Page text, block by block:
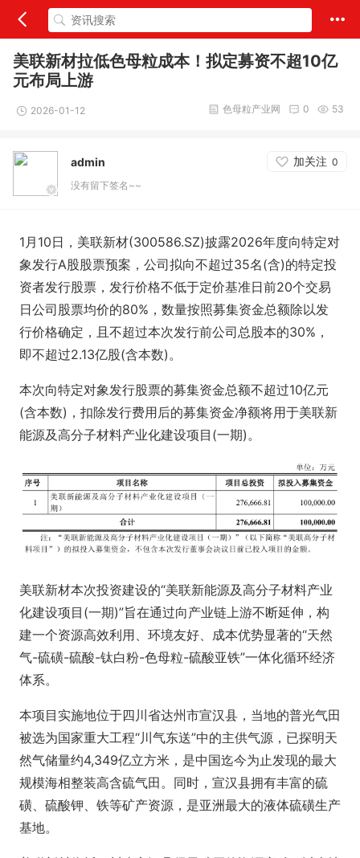
美联新材拉低色母粒成本！拟定募资不超10亿
元布局上游
2026-01-12 53
0
色母粒产业网
admin 加关注 0
没有留下签名~~
1月10日，美联新材(300586.SZ)披露2026年度向特定对
象发行A股股票预案，公司拟向不超过35名(含)的特定投
资者发行股票，发行价格不低于定价基准日前20个交易
日公司股票均价的80%，数量按照募集资金总额除以发
行价格确定，且不超过本次发行前公司总股本的30%，
即不超过2.13亿股(含本数)。
本次向特定对象发行股票的募集资金总额不超过10亿元
(含本数)，扣除发行费用后的募集资金净额将用于美联新
能源及高分子材料产业化建设项目(一期)。
美联新材本次投资建设的“美联新能源及高分子材料产业
化建设项目(一期)”旨在通过向产业链上游不断延伸，构
建一个资源高效利用、环境友好、成本优势显著的“天然
气-硫磺-硫酸-钛白粉-色母粒-硫酸亚铁”一体化循环经济
体系。
本项目实施地位于四川省达州市宣汉县，当地的普光气田
被选为国家重大工程“川气东送”中的主供气源，已探明天
然气储量约4,349亿立方米，是中国迄今为止发现的最大
规模海相整装高含硫气田。同时，宣汉县拥有丰富的硫
磺、硫酸钾、铁等矿产资源，是亚洲最大的液体硫磺生产
基地。